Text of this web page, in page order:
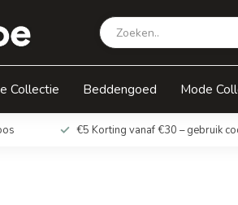
Collectie Beddengoed Mode
€5 Korting vanaf €30 – gebruik